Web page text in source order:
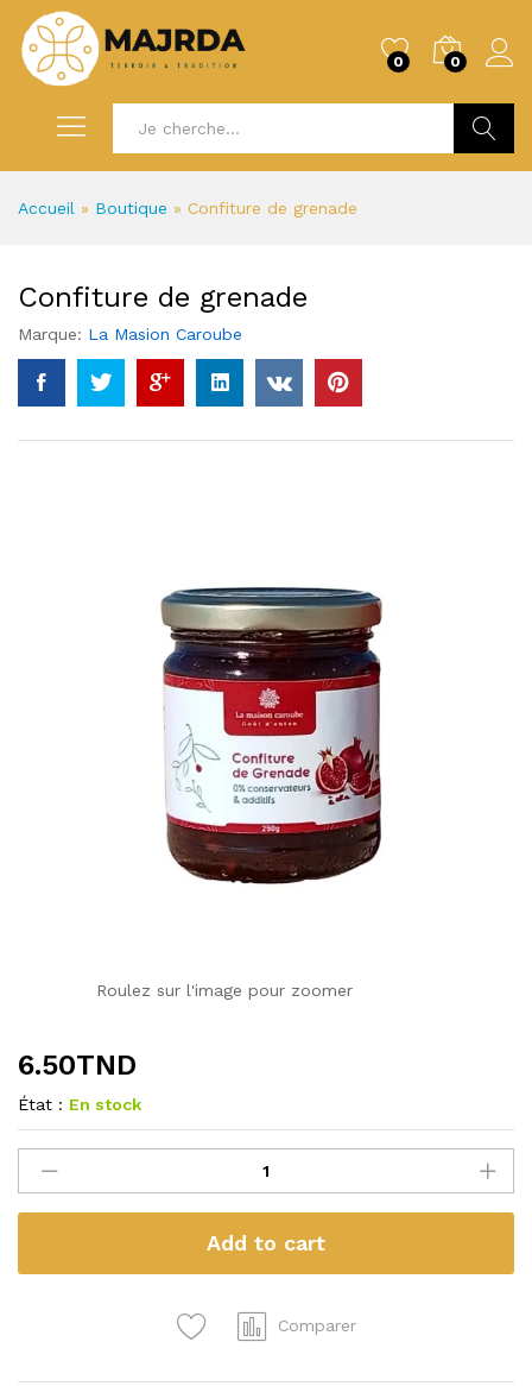
0 0
Accueil » Boutique » Confiture de grenade
Confiture de grenade
Marque: La Masion Caroube
Roulez sur l'image pour zoomer
6.50TND
État : En stock
quantité
Add to cart
Comparer